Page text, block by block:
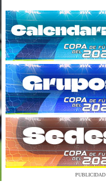
PUBLICIDAD